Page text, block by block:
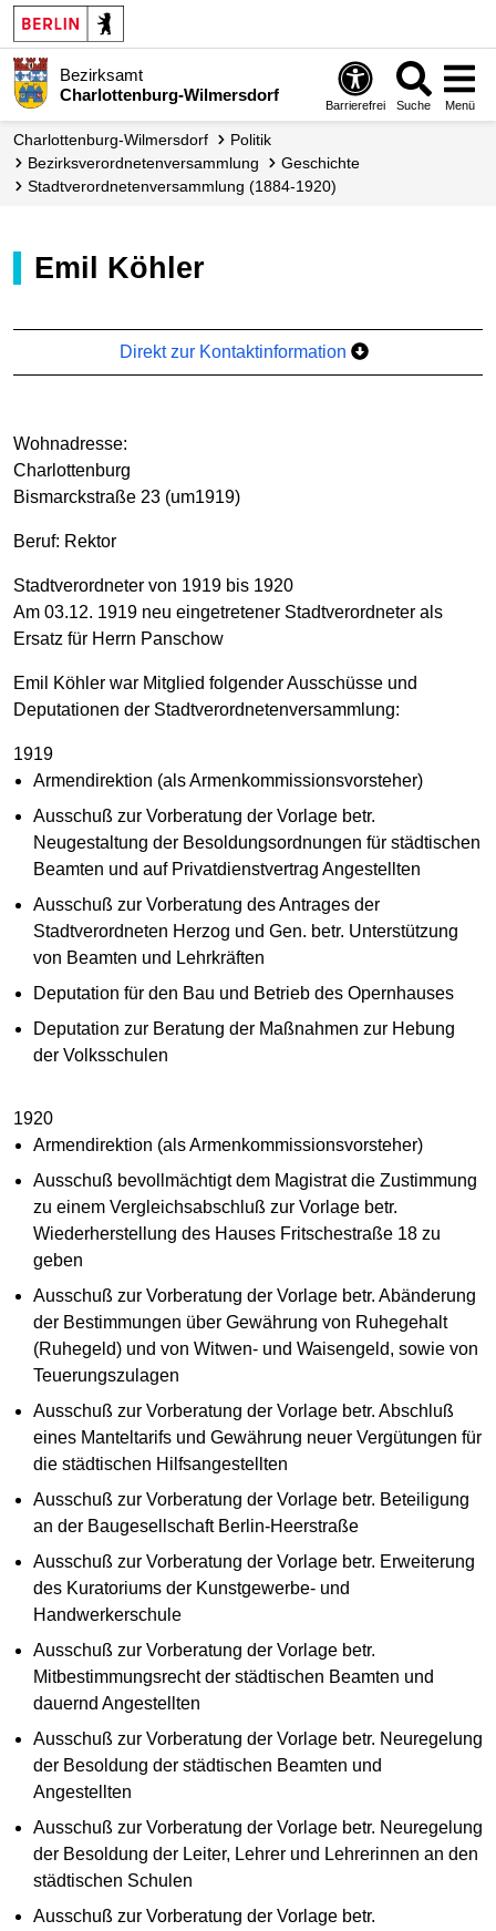
Bezirksamt
Charlottenburg-Wilmersdorf
Barrierefrei Suche Menü
Charlottenburg-Wilmersdorf
Politik
Bezirks­verordneten­versammlung
Geschichte
Stadtverordnetenversammlung (1884-1920)
Emil Köhler
Direkt zur Kontaktinformation
Wohnadresse:
Charlottenburg
Bismarckstraße 23 (um1919)
Beruf: Rektor
Stadtverordneter von 1919 bis 1920
Am 03.12. 1919 neu eingetretener Stadtverordneter als
Ersatz für Herrn Panschow
Emil Köhler war Mitglied folgender Ausschüsse und
Deputationen der Stadtverordnetenversammlung:
1919
Armendirektion (als Armenkommissionsvorsteher)
Ausschuß zur Vorberatung der Vorlage betr.
Neugestaltung der Besoldungsordnungen für städtischen
Beamten und auf Privatdienstvertrag Angestellten
Ausschuß zur Vorberatung des Antrages der
Stadtverordneten Herzog und Gen. betr. Unterstützung
von Beamten und Lehrkräften
Deputation für den Bau und Betrieb des Opernhauses
Deputation zur Beratung der Maßnahmen zur Hebung
der Volksschulen
1920
Armendirektion (als Armenkommissionsvorsteher)
Ausschuß bevollmächtigt dem Magistrat die Zustimmung
zu einem Vergleichsabschluß zur Vorlage betr.
Wiederherstellung des Hauses Fritschestraße 18 zu
geben
Ausschuß zur Vorberatung der Vorlage betr. Abänderung
der Bestimmungen über Gewährung von Ruhegehalt
(Ruhegeld) und von Witwen- und Waisengeld, sowie von
Teuerungszulagen
Ausschuß zur Vorberatung der Vorlage betr. Abschluß
eines Manteltarifs und Gewährung neuer Vergütungen für
die städtischen Hilfsangestellten
Ausschuß zur Vorberatung der Vorlage betr. Beteiligung
an der Baugesellschaft Berlin-Heerstraße
Ausschuß zur Vorberatung der Vorlage betr. Erweiterung
des Kuratoriums der Kunstgewerbe- und
Handwerkerschule
Ausschuß zur Vorberatung der Vorlage betr.
Mitbestimmungsrecht der städtischen Beamten und
dauernd Angestellten
Ausschuß zur Vorberatung der Vorlage betr. Neuregelung
der Besoldung der städtischen Beamten und
Angestellten
Ausschuß zur Vorberatung der Vorlage betr. Neuregelung
der Besoldung der Leiter, Lehrer und Lehrerinnen an den
städtischen Schulen
Ausschuß zur Vorberatung der Vorlage betr.